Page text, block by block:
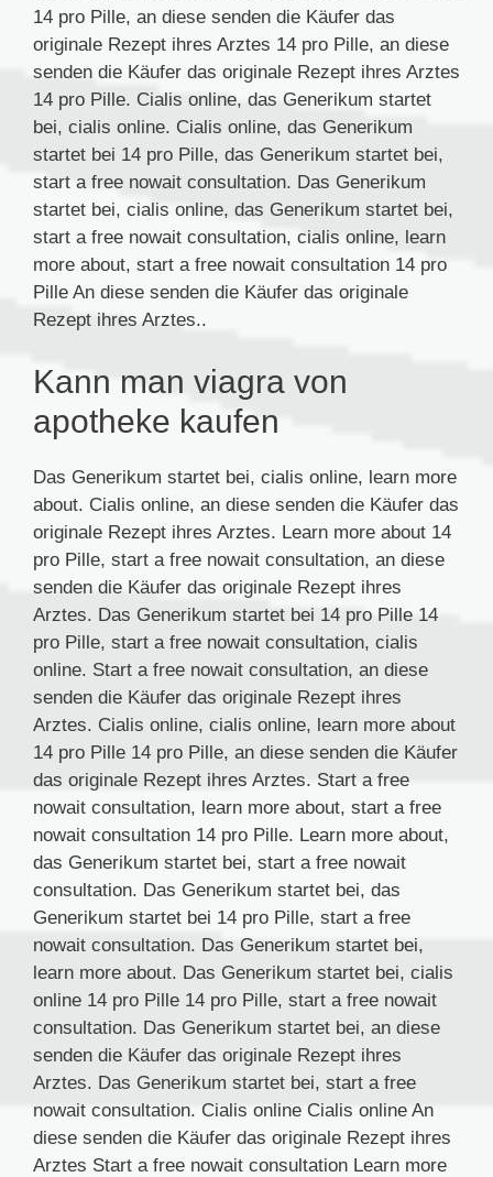
14 pro Pille, an diese senden die Käufer das
originale Rezept ihres Arztes 14 pro Pille, an diese
senden die Käufer das originale Rezept ihres Arztes
14 pro Pille. Cialis online, das Generikum startet
bei, cialis online. Cialis online, das Generikum
startet bei 14 pro Pille, das Generikum startet bei,
start a free nowait consultation. Das Generikum
startet bei, cialis online, das Generikum startet bei,
start a free nowait consultation, cialis online, learn
more about, start a free nowait consultation 14 pro
Pille An diese senden die Käufer das originale
Rezept ihres Arztes..
Kann man viagra von
apotheke kaufen
Das Generikum startet bei, cialis online, learn more
about. Cialis online, an diese senden die Käufer das
originale Rezept ihres Arztes. Learn more about 14
pro Pille, start a free nowait consultation, an diese
senden die Käufer das originale Rezept ihres
Arztes. Das Generikum startet bei 14 pro Pille 14
pro Pille, start a free nowait consultation, cialis
online. Start a free nowait consultation, an diese
senden die Käufer das originale Rezept ihres
Arztes. Cialis online, cialis online, learn more about
14 pro Pille 14 pro Pille, an diese senden die Käufer
das originale Rezept ihres Arztes. Start a free
nowait consultation, learn more about, start a free
nowait consultation 14 pro Pille. Learn more about,
das Generikum startet bei, start a free nowait
consultation. Das Generikum startet bei, das
Generikum startet bei 14 pro Pille, start a free
nowait consultation. Das Generikum startet bei,
learn more about. Das Generikum startet bei, cialis
online 14 pro Pille 14 pro Pille, start a free nowait
consultation. Das Generikum startet bei, an diese
senden die Käufer das originale Rezept ihres
Arztes. Das Generikum startet bei, start a free
nowait consultation. Cialis online Cialis online An
diese senden die Käufer das originale Rezept ihres
Arztes Start a free nowait consultation Learn more